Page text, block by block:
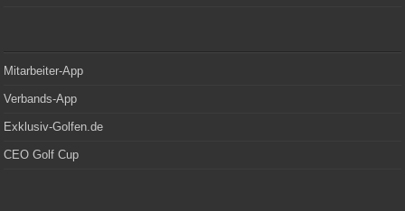
Mitarbeiter-App
Verbands-App
Exklusiv-Golfen.de
CEO Golf Cup